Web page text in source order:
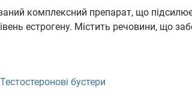
комплексний препарат, що
естрогену. Містить речовини, що
Тестостеронові бустери